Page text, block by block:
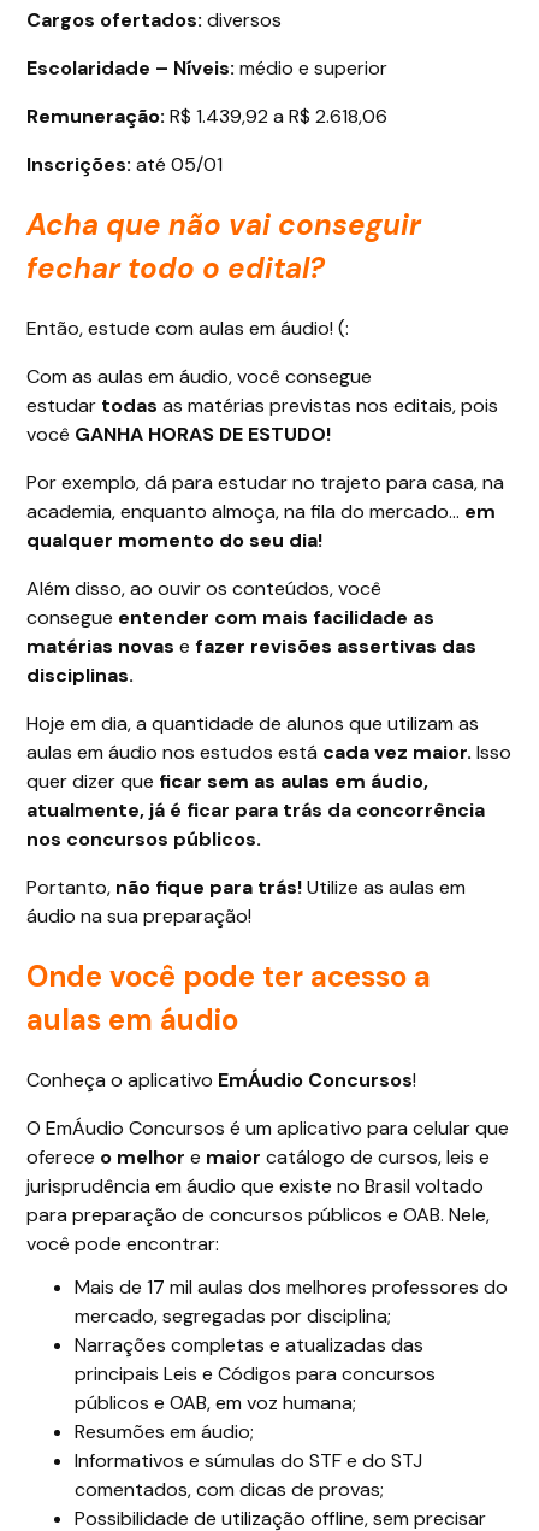
Cargos ofertados: diversos
Escolaridade – Níveis: médio e superior
Remuneração: R$ 1.439,92 a R$ 2.618,06
Inscrições:até 05/01
Acha que não vai conseguir
fechar todo o edital?
Então, estude com aulas em áudio! (:
Com as aulas em áudio, você consegue
estudar todas as matérias previstas nos editais, pois
você GANHA HORAS DE ESTUDO!
Por exemplo, dá para estudar no trajeto para casa, na
academia, enquanto almoça, na fila do mercado… em
qualquer momento do seu dia!
Além disso, ao ouvir os conteúdos, você
consegue entender com mais facilidade as
matérias novas e fazer revisões assertivas das
disciplinas.
Hoje em dia, a quantidade de alunos que utilizam as
aulas em áudio nos estudos está cada vez maior. Isso
quer dizer que ficar sem as aulas em áudio,
atualmente, já é ficar para trás da concorrência
nos concursos públicos.
Portanto, não fique para trás!Utilize as aulas em
áudio na sua preparação!
Onde você pode ter acesso a
aulas em áudio
Conheça o aplicativo EmÁudio Concursos!
O EmÁudio Concursos é um aplicativo para celular que
oferece o melhore maior catálogo de cursos, leis e
jurisprudência em áudio que existe no Brasil voltado
para preparação de concursos públicos e OAB. Nele,
você pode encontrar:
Mais de 17 mil aulas dos melhores professores do
mercado, segregadas por disciplina;
Narrações completas e atualizadas das
principais Leis e Códigos para concursos
públicos e OAB, em voz humana;
Resumões em áudio;
Informativos e súmulas do STF e do STJ
comentados, com dicas de provas;
Possibilidade de utilização offline, sem precisar